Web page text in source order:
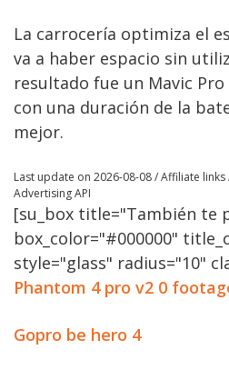
La carrocería optimiza el
va a haber espacio sin
resultado fue un Mavic
con una duración de la
mejor.
Last update on 2026-08-08 / Affiliate
Advertising API
[su_box title="También te
box_color="#000000"
style="glass" radius="10"
Phantom 4 pro v2 0
Gopro be hero 4